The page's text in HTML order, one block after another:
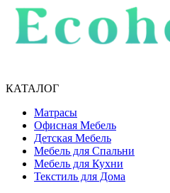
КАТАЛОГ
Матрасы
Офисная Мебель
Детская Мебель
Мебель для Спальни
Мебель для Кухни
Текстиль для Дома